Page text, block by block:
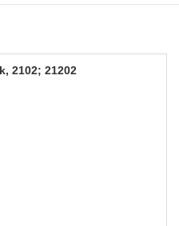
2102; 21202